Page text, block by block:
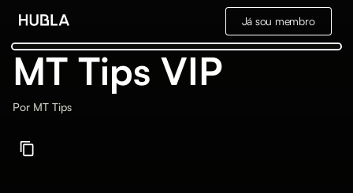
Já sou membro
MT Tips VIP
Por MT Tips